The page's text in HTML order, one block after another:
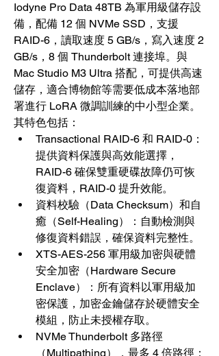
Iodyne Pro Data 48TB 為軍用級儲存設
備，配備 12 個 NVMe SSD，支援
RAID-6，讀取速度 5 GB/s，寫入速度 2
GB/s，8 個 Thunderbolt 連接埠。與
Mac Studio M3 Ultra 搭配，可提供高速
儲存，適合博物館等需要低成本落地部
署進行 LoRA 微調訓練的中小型企業。
其特色包括：
Transactional RAID-6 和 RAID-0：
提供資料保護與高效能選擇，
RAID-6 確保雙重硬碟故障仍可恢
復資料，RAID-0 提升效能。
資料校驗（Data Checksum）和自
癒（Self-Healing）：自動檢測與
修復資料錯誤，確保資料完整性。
XTS-AES-256 軍用級加密與硬體
安全加密（Hardware Secure
Enclave）：所有資料以軍用級加
密保護，加密金鑰儲存於硬體安全
模組，防止未授權存取。
NVMe Thunderbolt 多路徑
（Multipathing），最多 4 倍路徑：